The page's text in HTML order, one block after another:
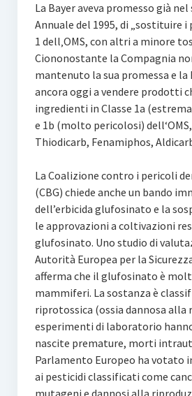
La Bayer aveva promesso già
Annuale del 1995, di „sostituire
1 dell‚OMS, con altri a minore
Ciononostante la Compagnia
mantenuto la sua promessa e la
ancora oggi a vendere prodotti
ingredienti in Classe 1a
e 1b (molto pericolosi)
Thiodicarb, Fenamiphos,
La Coalizione contro i pericoli
(CBG) chiede anche un bando
dell’erbicida glufosinato e la
le approvazioni a coltivazioni
glufosinato. Uno studio di
Autorità Europea per la
afferma che il glufosinato è
mammiferi. La sostanza è
riprotossica (ossia dannosa alla
esperimenti di laboratorio
nascite premature, morti
Parlamento Europeo ha votato
ai pesticidi classificati come
mutageni e dannosi alla